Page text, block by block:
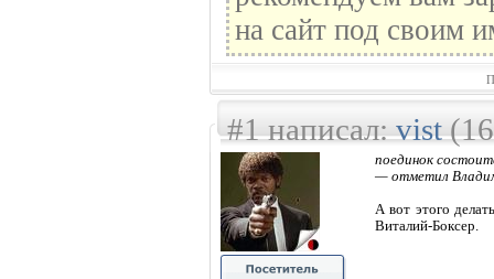
на сайт под своим
#1 написал:vist
поединок
— отметил
А вот этого
Виталий-Боксер.